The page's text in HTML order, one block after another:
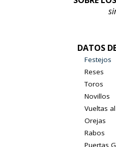
DATOS
Festejos
Reses
Toros
Novillos
Vueltas
Orejas
Rabos
Puertas